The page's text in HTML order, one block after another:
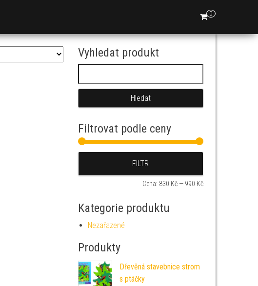
0
Vyhledat produkt
Filtrovat podle ceny
FILTR
Cena: 830 Kč — 990 Kč
Kategorie produktu
Nezařazené
Produkty
Dřevěná stavebnice strom
s ptáčky